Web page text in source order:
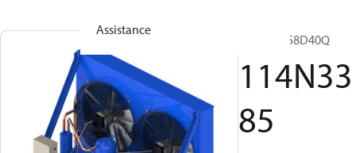
Assistance
OP-HRX058D40Q
114N33
85